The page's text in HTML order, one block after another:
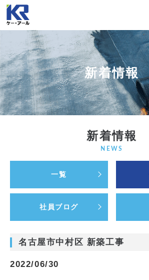
新着情報
新着情報
NEWS
一覧
社員ブログ
名古屋市中村区 新築工事
2022/06/30